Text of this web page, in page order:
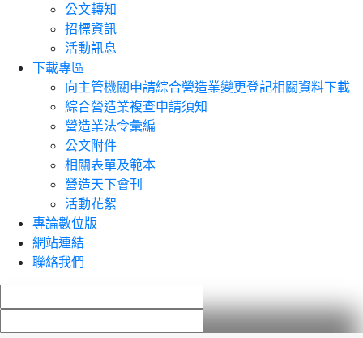
公文轉知
招標資訊
活動訊息
下載專區
向主管機關申請綜合營造業變更登記相關資料下載
綜合營造業複查申請須知
營造業法令彙編
公文附件
相關表單及範本
營造天下會刊
活動花絮
專論數位版
網站連結
聯絡我們